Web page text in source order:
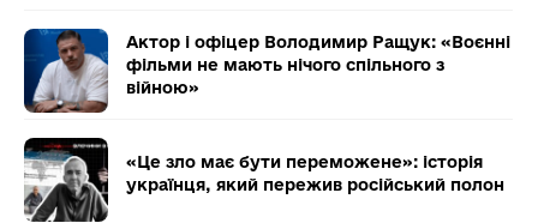
Актор і офіцер Володимир Ращук: «Воєнні
фільми не мають нічого спільного з
війною»
«Це зло має бути переможене»: історія
українця, який пережив російський полон